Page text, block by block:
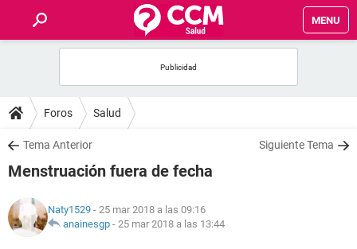
MENU
FOROS
SALUD
NUTRICIÓN
Foros Salud
Tema Anterior Siguiente Tema
Menstruación fuera de fecha
Naty1529 - 25 mar 2018 a las 09:16
anainesgp - 25 mar 2018 a las 13:44